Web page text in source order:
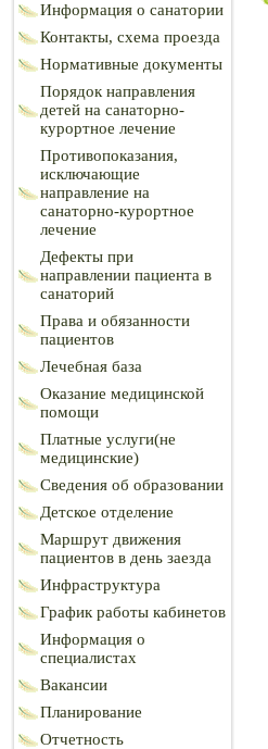
Информация о санатории
Контакты, схема проезда
Нормативные документы
Порядок направления
детей на санаторно-
курортное лечение
Противопоказания,
исключающие
направление на
санаторно-курортное
лечение
Дефекты при
направлении пациента в
санаторий
Права и обязанности
пациентов
Лечебная база
Оказание медицинской
помощи
Платные услуги(не
медицинские)
Сведения об образовании
Детское отделение
Маршрут движения
пациентов в день заезда
Инфраструктура
График работы кабинетов
Информация о
специалистах
Вакансии
Планирование
Отчетность